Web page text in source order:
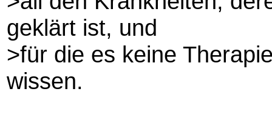
geklärt ist, und
>für die es keine
wissen.